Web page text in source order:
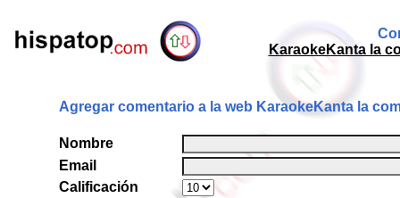
KaraokeKanta la
Agregar comentario a la web KaraokeKanta la
Nombre
Email
Calificación